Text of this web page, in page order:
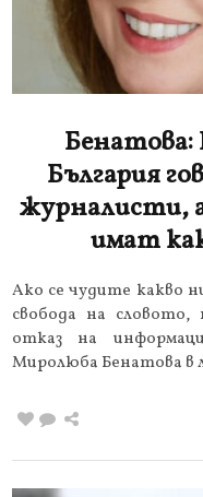
България
журналисти,
имат
Ако се чудите какво
свобода на
отказ на
Миролюба Бенатова в